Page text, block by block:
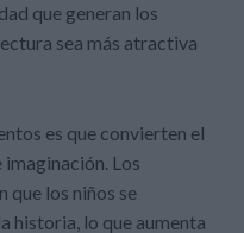
que generan los
sea más atractiva
es que convierten el
imaginación. Los
que los niños se
historia, lo que aumenta